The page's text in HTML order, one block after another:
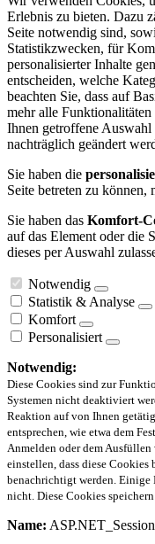
Erlebnis zu bieten. Dazu
Seite notwendig sind,
Statistikzwecken, für
personalisierter Inhalte
entscheiden, welche
beachten Sie, dass auf
mehr alle
Ihnen getroffene Auswahl
nachträglich geändert
Sie haben die
Seite betreten zu können,
Sie haben das Komfort-
auf das Element oder die
dieses per Auswahl
Notwendig
Statistik & Analyse
Komfort
Personalisiert
Notwendig:
Diese Cookies sind zur
Systemen nicht deaktiviert
Reaktion auf von Ihnen
entsprechen, wie etwa dem
Anmelden oder dem
einstellen, dass diese
benachrichtigt werden. Einige
nicht. Diese Cookies
Name: